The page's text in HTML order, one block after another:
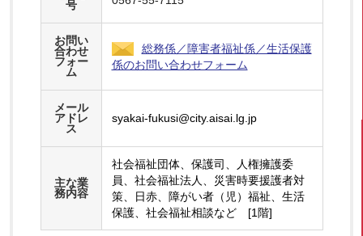
号
お問い
合わせ
フォー
ム
総務係／障害者福祉係／生活保護
係のお問い合わせフォーム
メール
アドレ
ス
syakai-fukusi@city.aisai.lg.jp
主な業
務内容
社会福祉団体、保護司、人権擁護委
員、社会福祉法人、災害時要援護者対
策、日赤、障がい者（児）福祉、生活
保護、社会福祉相談など [1階]